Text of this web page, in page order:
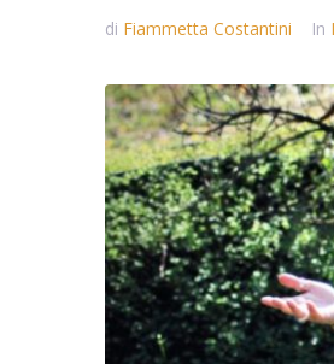
di Fiammetta Costantini In